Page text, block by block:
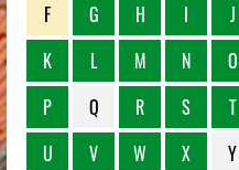
F
G H I
J
K
L M N
O
P
Q R S
T
U
V W X
Y